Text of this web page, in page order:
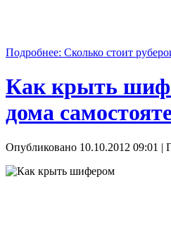
Подробнее: Сколько стоит
Как крыть
дома
Опубликовано 10.10.2012 09:01 |